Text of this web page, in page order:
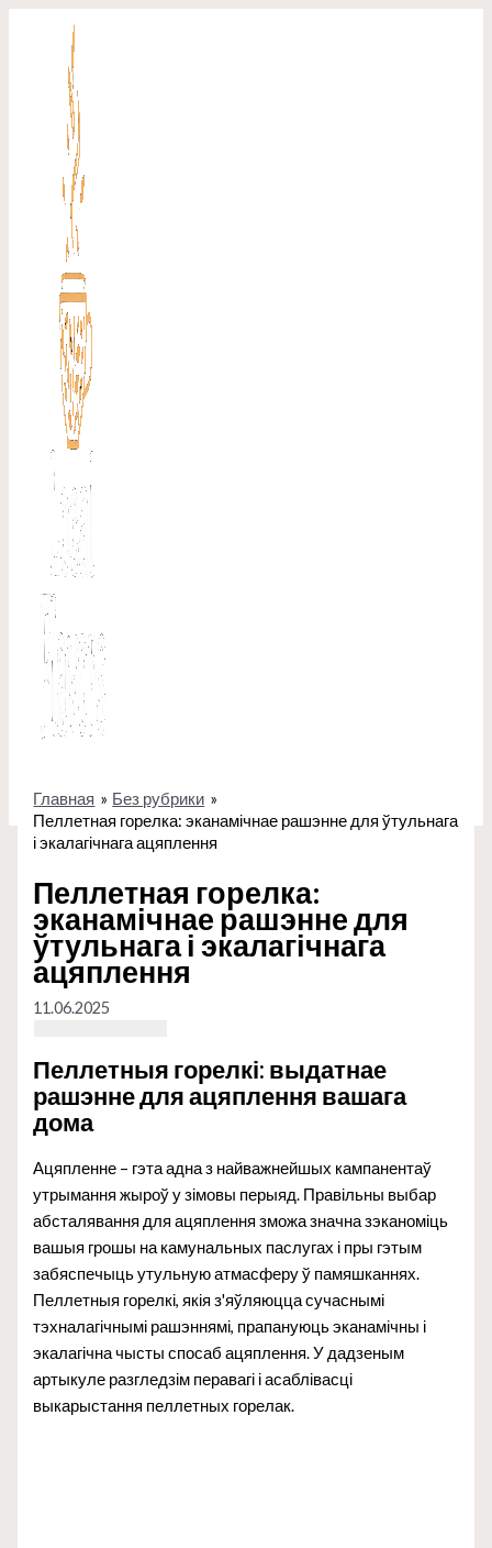
содержимому
Главная
Без рубрики
Пеллетная горелка: эканамічнае рашэнне для ўтульнага
і экалагічнага ацяплення
Пеллетная горелка:
эканамічнае рашэнне для
ўтульнага і экалагічнага
ацяплення
11.06.2025
Пеллетныя горелкі: выдатнае
рашэнне для ацяплення вашага
дома
Ацяпленне – гэта адна з найважнейшых кампанентаў
утрымання жыроў у зімовы перыяд. Правільны выбар
абсталявання для ацяплення зможа значна зэканоміць
вашыя грошы на камунальных паслугах і пры гэтым
забяспечыць утульную атмасферу ў памяшканнях.
Пеллетныя горелкі, якія з'яўляюцца сучаснымі
тэхналагічнымі рашэннямі, прапануюць эканамічны і
экалагічна чысты спосаб ацяплення. У дадзеным
артыкуле разгледзім перавагі і асаблівасці
выкарыстання пеллетных горелак.